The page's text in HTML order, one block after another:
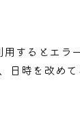
するとエラ
時を改め